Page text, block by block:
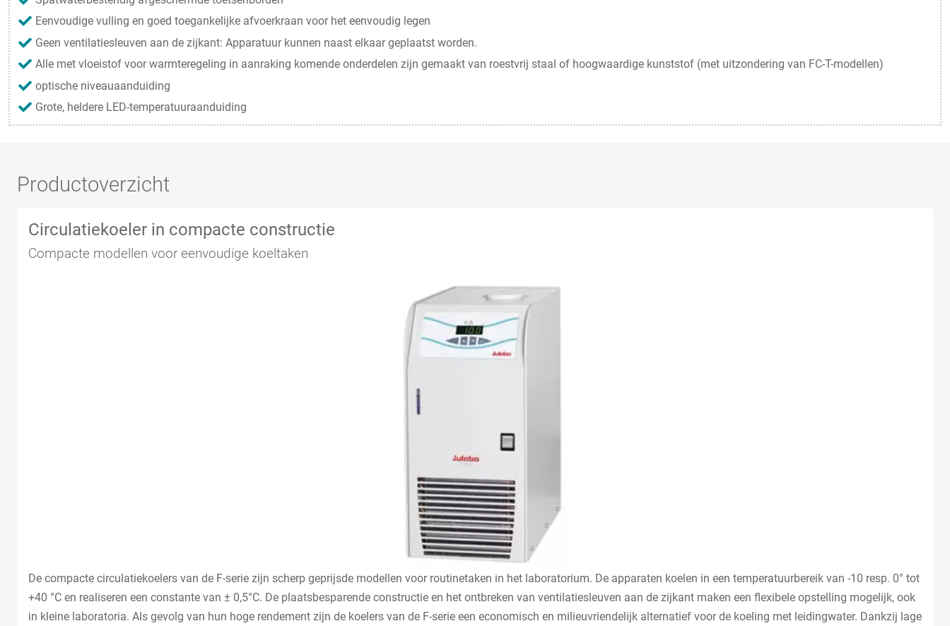
Eenvoudige vulling en goed toegankelijke afvoerkraan voor het eenvoudig legen
Geen ventilatiesleuven aan de zijkant: Apparatuur kunnen naast elkaar geplaatst worden.
Alle met vloeistof voor warmteregeling in aanraking komende onderdelen zijn gemaakt van roestvrij staal of hoogwaardige kunststof (met uitzondering van FC-T-modellen)
optische niveauaanduiding
Grote, heldere LED-temperatuuraanduiding
Productoverzicht
Circulatiekoeler in compacte constructie
Compacte modellen voor eenvoudige koeltaken
De compacte circulatiekoelers van de F-serie zijn scherp geprijsde modellen voor routinetaken in het laboratorium. De apparaten koelen in een temperatuurbereik van -10 resp. 0° tot
+40 °C en realiseren een constante van ± 0,5°C. De plaatsbesparende constructie en het ontbreken van ventilatiesleuven aan de zijkant maken een flexibele opstelling mogelijk, ook
in kleine laboratoria. Als gevolg van hun hoge rendement zijn de koelers van de F-serie een economisch en milieuvriendelijk alternatief voor de koeling met leidingwater. Dankzij lage